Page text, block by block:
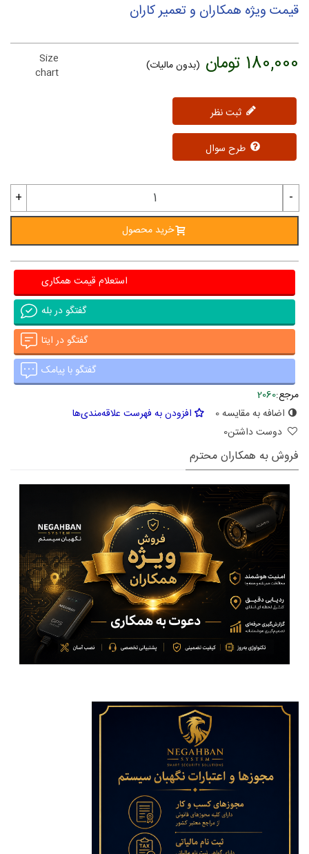
قیمت ویژه همکاران و تعمیر کاران
180,000 تومان (بدون مالیات)
ثبت نظر
Size
chart
-
+
خرید محصول
استعلام قیمت همکاری
گفتگو در بله
گفتگو در ایتا
گفتگو با پیامک
مرجع:2060
اضافه به مقایسه0
افزودن به فهرست علاقه‌مندی‌ها
دوست داشتن0
فروش به همکاران محترم